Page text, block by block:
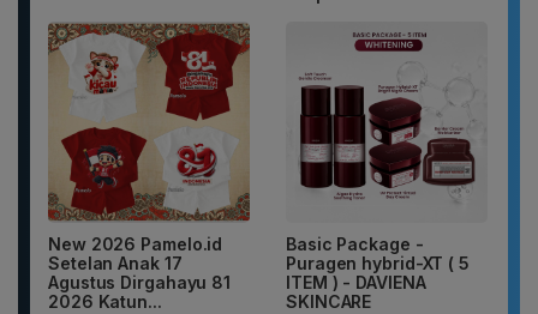
New 2026 Pamelo.id
Setelan Anak 17
Agustus Dirgahayu 81
2026 Katun...
Basic Package -
Puragen hybrid-XT ( 5
ITEM ) - DAVIENA
SKINCARE